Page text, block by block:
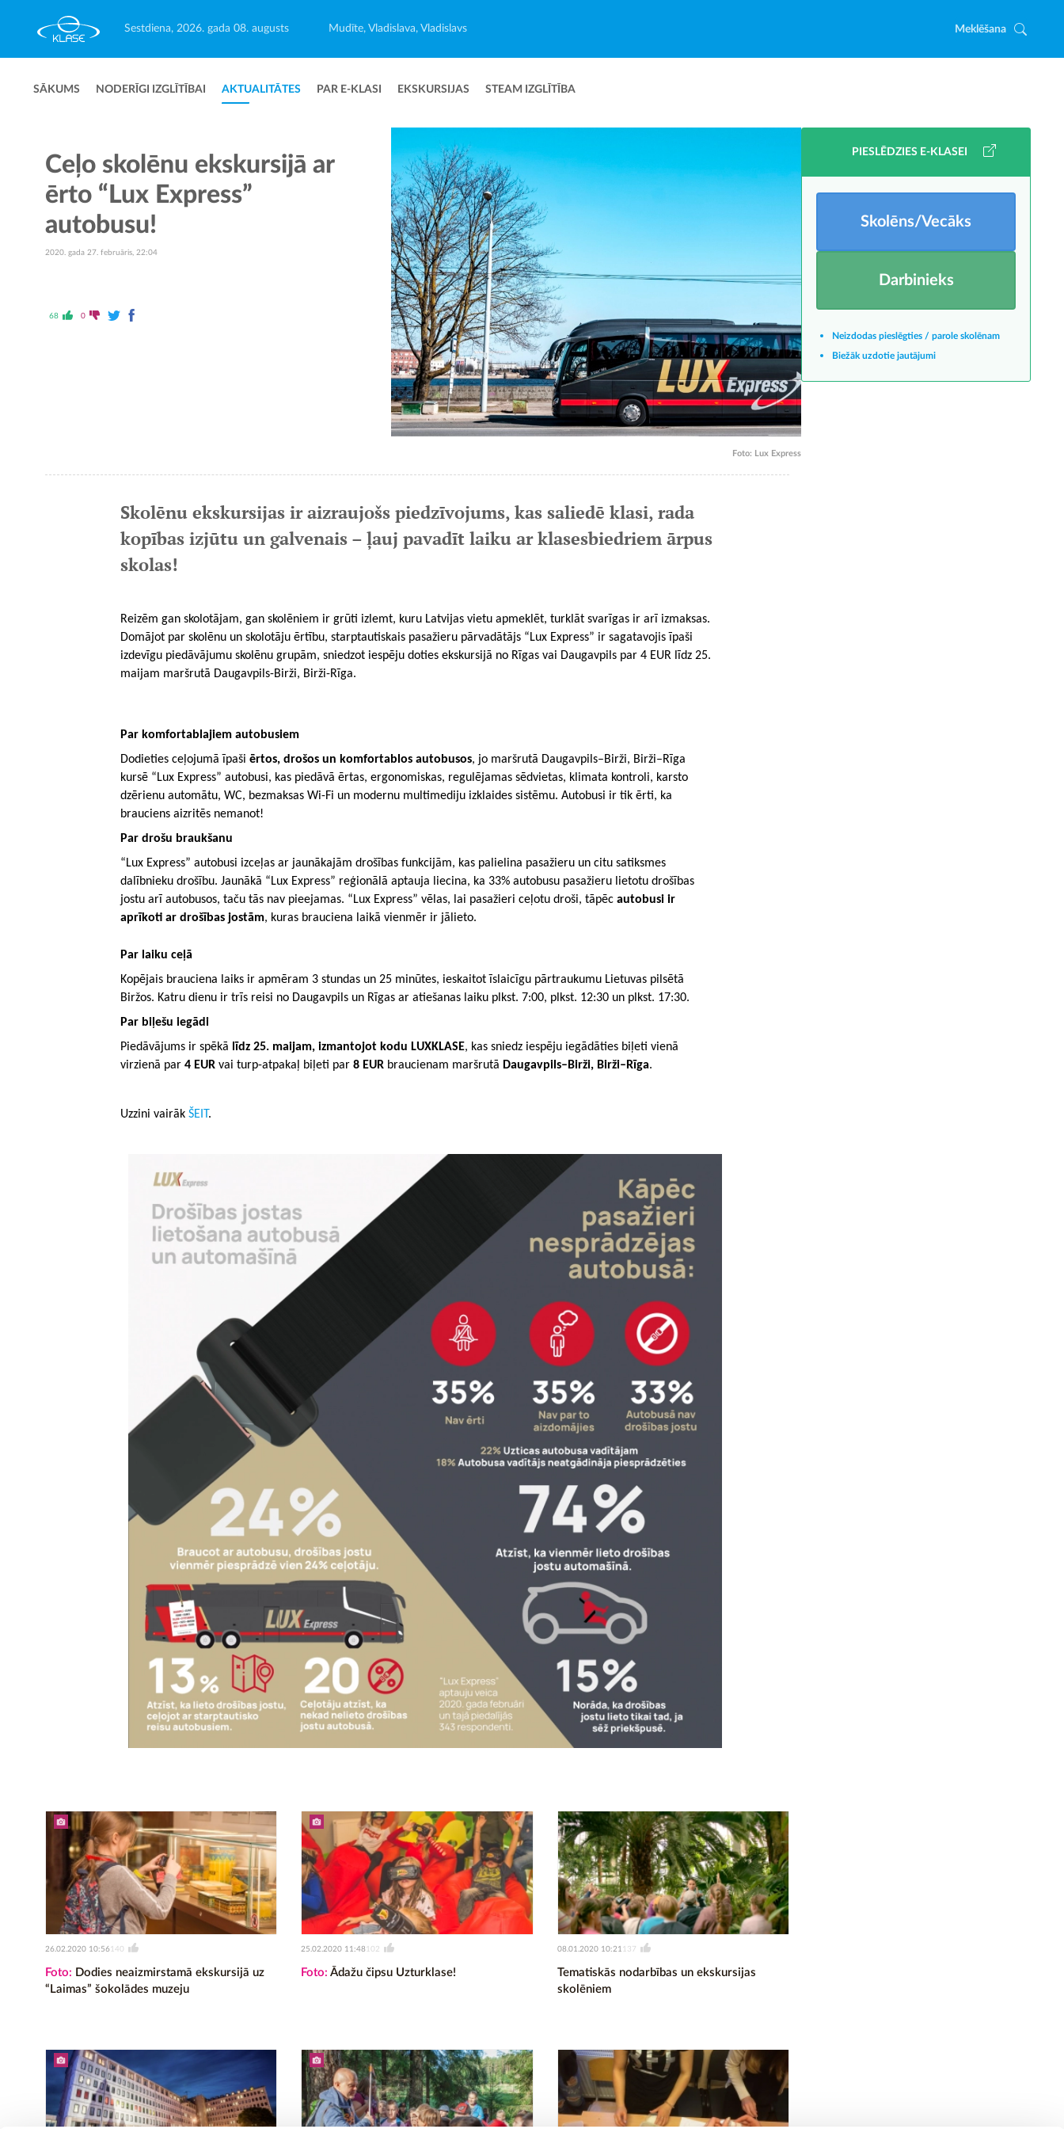
Sestdiena, 2026. gada 08. augusts Mudīte, Vladislava, Vladislavs Meklēšana
SĀKUMS NODERĪGI IZGLĪTĪBAI AKTUALITĀTES PAR E-KLASI EKSKURSIJAS STEAM IZGLĪTĪBA
Ceļo skolēnu ekskursijā ar
ērto “Lux Express”
autobusu!
2020. gada 27. februāris, 22:04
68 0
Foto: Lux Express
Skolēnu ekskursijas ir aizraujošs piedzīvojums, kas saliedē klasi, rada
kopības izjūtu un galvenais – ļauj pavadīt laiku ar klasesbiedriem ārpus
skolas!
Reizēm gan skolotājam, gan skolēniem ir grūti izlemt, kuru Latvijas vietu apmeklēt, turklāt svarīgas ir arī izmaksas.
Domājot par skolēnu un skolotāju ērtību, starptautiskais pasažieru pārvadātājs “Lux Express” ir sagatavojis īpaši
izdevīgu piedāvājumu skolēnu grupām, sniedzot iespēju doties ekskursijā no Rīgas vai Daugavpils par 4 EUR līdz 25.
maijam maršrutā Daugavpils-Birži, Birži-Rīga.
Par komfortablajiem autobusiem
Dodieties ceļojumā īpaši ērtos, drošos un komfortablos autobusos, jo maršrutā Daugavpils–Birži, Birži–Rīga
kursē “Lux Express” autobusi, kas piedāvā ērtas, ergonomiskas, regulējamas sēdvietas, klimata kontroli, karsto
dzērienu automātu, WC, bezmaksas Wi-Fi un modernu multimediju izklaides sistēmu. Autobusi ir tik ērti, ka
brauciens aizritēs nemanot!
Par drošu braukšanu
“Lux Express” autobusi izceļas ar jaunākajām drošības funkcijām, kas palielina pasažieru un citu satiksmes
dalībnieku drošību. Jaunākā “Lux Express” reģionālā aptauja liecina, ka 33% autobusu pasažieru lietotu drošības
jostu arī autobusos, taču tās nav pieejamas. “Lux Express” vēlas, lai pasažieri ceļotu droši, tāpēc autobusi ir
aprīkoti ar drošības jostām, kuras brauciena laikā vienmēr ir jālieto.
Par laiku ceļā
Kopējais brauciena laiks ir apmēram 3 stundas un 25 minūtes, ieskaitot īslaicīgu pārtraukumu Lietuvas pilsētā
Biržos. Katru dienu ir trīs reisi no Daugavpils un Rīgas ar atiešanas laiku plkst. 7:00, plkst. 12:30 un plkst. 17:30.
Par biļešu iegādi
Piedāvājums ir spēkā līdz 25. maijam, izmantojot kodu LUXKLASE, kas sniedz iespēju iegādāties biļeti vienā
virzienā par 4 EUR vai turp-atpakaļ biļeti par 8 EUR braucienam maršrutā Daugavpils–Birži, Birži–Rīga.
Uzzini vairāk ŠEIT.
Foto: Dodies neaizmirstamā ekskursijā uz
“Laimas” šokolādes muzeju
26.02.2020 10:56140
Foto:Ādažu čipsu Uzturklase!
25.02.2020 11:48 102
Tematiskās nodarbības un ekskursijas
skolēniem
08.01.2020 10:21 137
PIESLĒDZIES E-KLASEI
Skolēns/Vecāks
Darbinieks
Neizdodas pieslēgties / parole skolēnam
Biežāk uzdotie jautājumi